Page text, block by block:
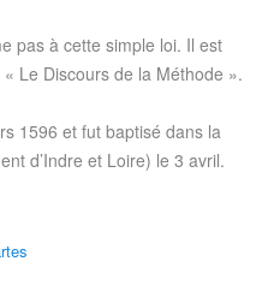
pas à cette simple loi. Il est
Le Discours de la Méthode ».
1596 et fut baptisé dans la
d’Indre et Loire) le 3 avril.